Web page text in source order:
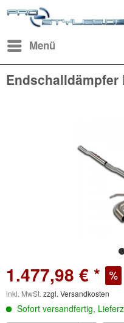
Menü
Endschalldämpfer
1.477,98 € *
inkl. MwSt. zzgl. Versandkosten
Sofort versandfertig,